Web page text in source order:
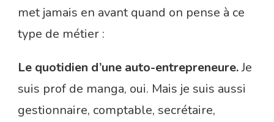
met jamais en avant quand on pense à ce
type de métier :
Le quotidien d’une auto-entrepreneure.Je
suis prof de manga, oui. Mais je suis aussi
gestionnaire, comptable, secrétaire,